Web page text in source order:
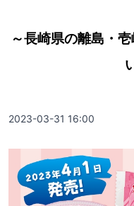
～長崎県の離島・
2023-03-31 16:00